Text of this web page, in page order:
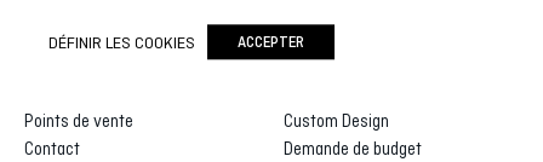
Inverse
Points de vente
Contact
Inverse custom
Galerie de dessins
Custom Design
Demande de budget
DÉFINIR LES COOKIES ACCEPTER